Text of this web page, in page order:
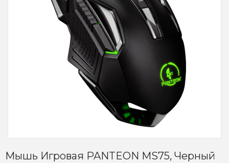
Мышь Игровая PANTEON MS75, Черный